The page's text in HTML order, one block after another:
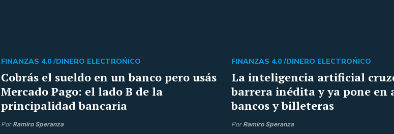
Cobrás el sueldo en un banco pero usás
Mercado Pago: el lado B de la
principalidad bancaria
FINANZAS 4.0 /DINERO ELECTROŃICO
Por Ramiro Speranza
La inteligencia artificial
barrera inédita y ya pone en
bancos y billeteras
FINANZAS 4.0 /DINERO ELECTROŃICO
Por Ramiro Speranza